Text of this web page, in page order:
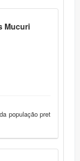
Mucuri
população pret